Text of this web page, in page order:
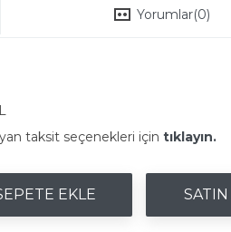
Yorumlar(0)
taksit seçenekleri için tıklayın.